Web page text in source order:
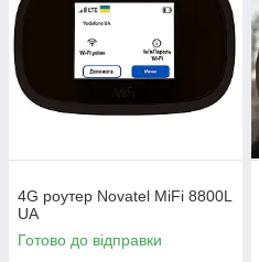
4G роутер Novatel MiFi 8800L
UA
Готово до відправки